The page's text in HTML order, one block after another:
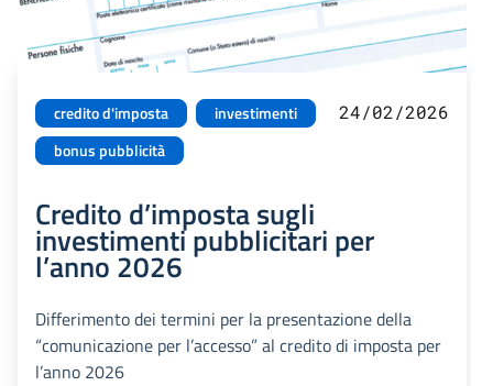
credito d'imposta
investimenti
bonus pubblicità
24/02/2026
Credito d’imposta sugli
investimenti pubblicitari per
l’anno 2026
Differimento dei termini per la presentazione della
“comunicazione per l’accesso” al credito di imposta per
l’anno 2026